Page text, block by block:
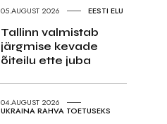
05.AUGUST 2026 EESTI ELU
Tallinn valmistab
järgmise kevade
õiteilu ette juba
04.AUGUST 2026
UKRAINA RAHVA TOETUSEKS